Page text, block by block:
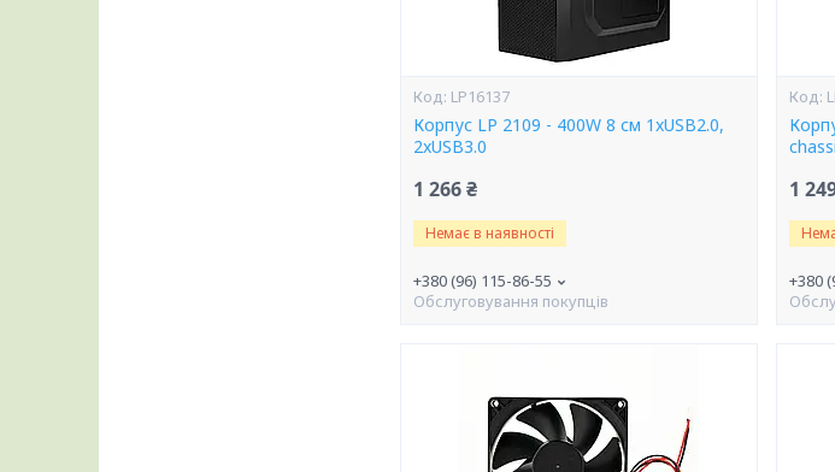
LP16137
Корпус LP 2109 - 400W 8 см 1xUSB2.0,
2xUSB3.0
1 266 ₴
Немає в наявності
+380 (96) 115-86-55
Обслуговування покупців
1
+380